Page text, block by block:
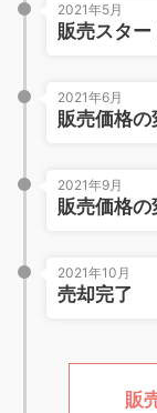
2021年5月
販売スター
2021年6月
販売価格の
2021年9月
販売価格の
2021年10月
売却完了
販